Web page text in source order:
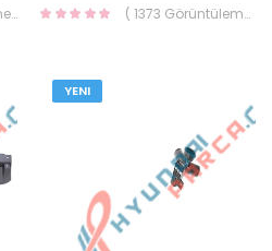
( 294 Görüntüleme ) ( 1373 Görüntüleme )
YENI